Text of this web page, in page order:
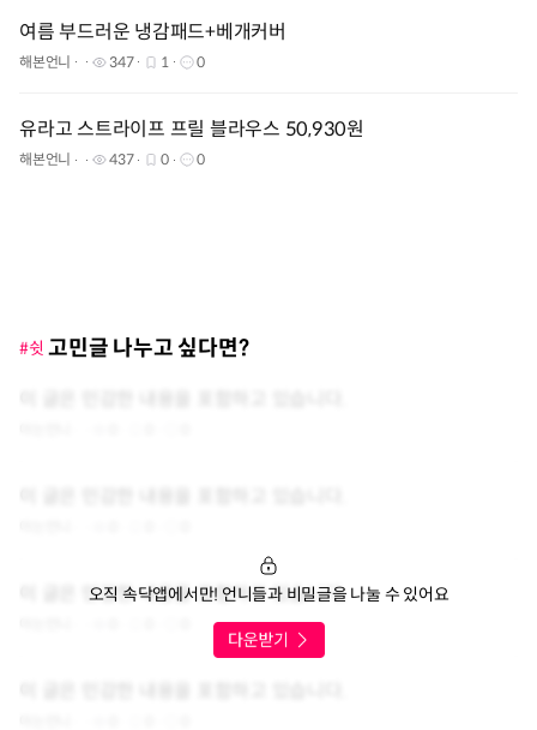
여름 부드러운 냉감패드+베개커버
해본언니 347 1 0
유라고 스트라이프 프릴 블라우스 50,930원
해본언니 437 0 0
#쉿 고민글 나누고 싶다면?
이 글은 민감한 내용을 포함하고 있습니다.
오직 속닥앱에서만! 언니들과 비밀글을 나눌 수 있어요